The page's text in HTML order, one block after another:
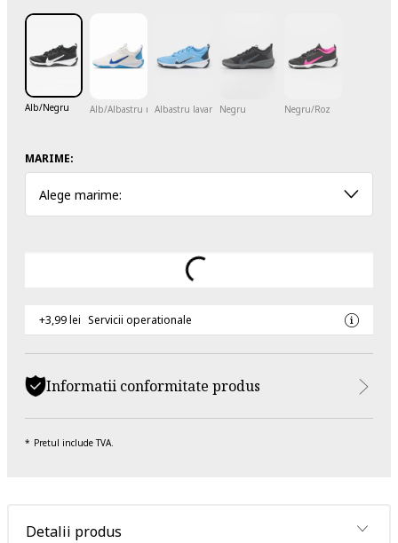
Alb/Negru Alb/Albastru royalAlbastru lavanda/Alb optic/Bleumarin
Negru Negru/Roz
MARIME:
Alege marime:
+3,99 lei Servicii operationale
Informatii conformitate produs
Pretul include TVA.
Detalii produs